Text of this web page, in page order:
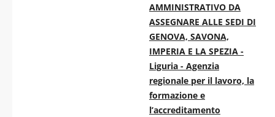
AMMINISTRATIVO DA
ASSEGNARE ALLE SEDI DI
GENOVA, SAVONA,
IMPERIA E LA SPEZIA -
Liguria - Agenzia
regionale per il lavoro, la
formazione e
l’accreditamento